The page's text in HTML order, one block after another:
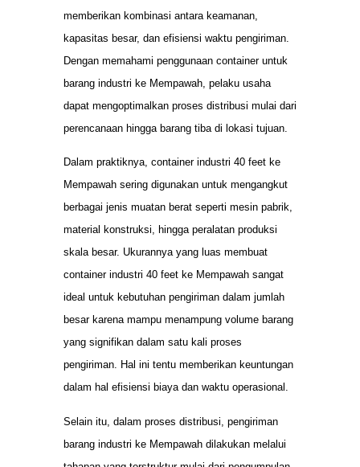
memberikan kombinasi antara keamanan,
kapasitas besar, dan efisiensi waktu pengiriman.
Dengan memahami penggunaan container untuk
barang industri ke Mempawah, pelaku usaha
dapat mengoptimalkan proses distribusi mulai dari
perencanaan hingga barang tiba di lokasi tujuan.
Dalam praktiknya, container industri 40 feet ke
Mempawah sering digunakan untuk mengangkut
berbagai jenis muatan berat seperti mesin pabrik,
material konstruksi, hingga peralatan produksi
skala besar. Ukurannya yang luas membuat
container industri 40 feet ke Mempawah sangat
ideal untuk kebutuhan pengiriman dalam jumlah
besar karena mampu menampung volume barang
yang signifikan dalam satu kali proses
pengiriman. Hal ini tentu memberikan keuntungan
dalam hal efisiensi biaya dan waktu operasional.
Selain itu, dalam proses distribusi, pengiriman
barang industri ke Mempawah dilakukan melalui